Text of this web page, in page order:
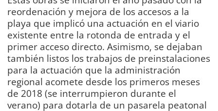
reordenación y mejora de los accesos a la
playa que implicó una actuación en el viario
existente entre la rotonda de entrada y el
primer acceso directo. Asimismo, se dejaban
también listos los trabajos de preinstalaciones
para la actuación que la administración
regional acomete desde los primeros meses
de 2018 (se interrumpieron durante el
verano) para dotarla de un pasarela peatonal